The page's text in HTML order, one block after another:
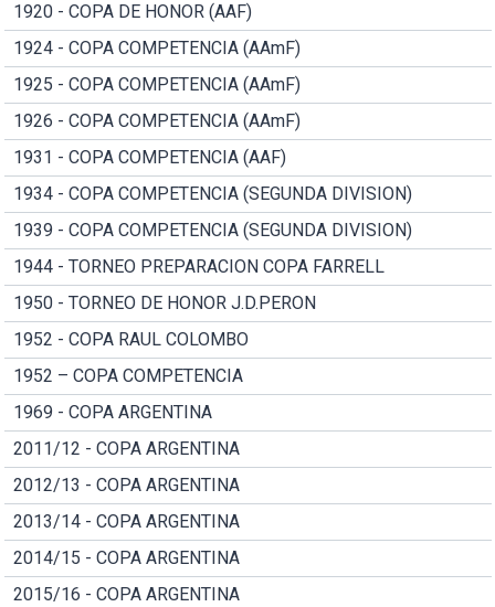
1920 - COPA DE HONOR (AAF)
1924 - COPA COMPETENCIA (AAmF)
1925 - COPA COMPETENCIA (AAmF)
1926 - COPA COMPETENCIA (AAmF)
1931 - COPA COMPETENCIA (AAF)
1934 - COPA COMPETENCIA (SEGUNDA DIVISION)
1939 - COPA COMPETENCIA (SEGUNDA DIVISION)
1944 - TORNEO PREPARACION COPA FARRELL
1950 - TORNEO DE HONOR J.D.PERON
1952 - COPA RAUL COLOMBO
1952 – COPA COMPETENCIA
1969 - COPA ARGENTINA
2011/12 - COPA ARGENTINA
2012/13 - COPA ARGENTINA
2013/14 - COPA ARGENTINA
2014/15 - COPA ARGENTINA
2015/16 - COPA ARGENTINA